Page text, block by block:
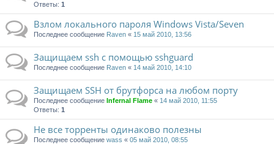
Ответы: 1
Взлом локального пароля Windows Vista/Seven
Последнее сообщение Raven « 15 май 2010, 13:56
Защищаем ssh с помощью sshguard
Последнее сообщение Raven « 14 май 2010, 14:10
Защищаем SSH от брутфорса на любом порту
Последнее сообщение Infernal Flame « 14 май 2010, 11:55
Ответы: 1
Не все торренты одинаково полезны
Последнее сообщение wass « 05 май 2010, 08:55